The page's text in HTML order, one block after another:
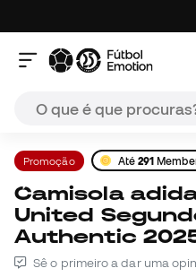
Promoção Até 291
Camisola adidas Manchester
United
Authentic
Sê o primeiro a dar uma